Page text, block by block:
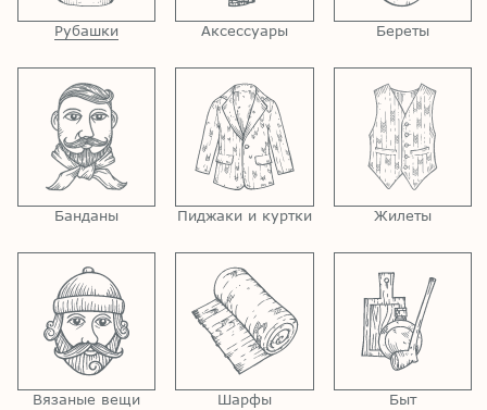
Рубашки Аксессуары Береты
Банданы Пиджаки и куртки Жилеты
Вязаные вещи Шарфы Быт